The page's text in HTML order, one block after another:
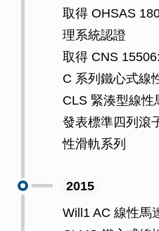
取得 OHSAS
理系統認證
取得 CNS
C 系列鐵心式線
CLS 緊湊型線性
發表標準四列滾
性滑軌系列
2015
Will1 AC 線性馬